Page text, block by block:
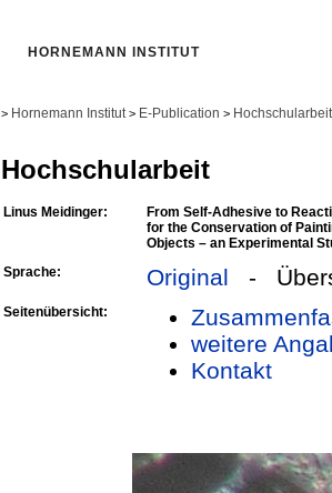
HORNEMANN INSTITUT
> Hornemann Institut > E-Publication >
Hochschularbeit
Linus Meidinger:
From Self-Adhesive to
for the Conservation of
Objects – an Experimental
Sprache:
Original -
Seitenübersicht:
weitere
Kontakt